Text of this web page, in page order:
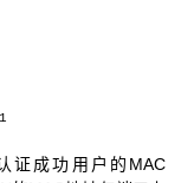
证成功用户的MAC